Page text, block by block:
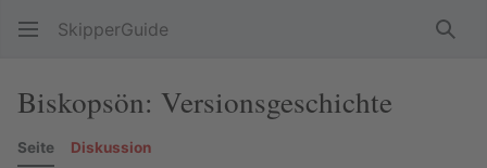
SkipperGuide
Biskopsön: Versionsgeschichte
Seite Diskussion